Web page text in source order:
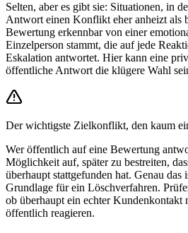
Selten, aber es gibt sie: Situationen, in
Antwort einen Konflikt eher anheizt als
Bewertung erkennbar von einer
Einzelperson stammt, die auf jede
Eskalation antwortet. Hier kann eine
öffentliche Antwort die klügere Wahl
Der wichtigste Zielkonflikt, den kaum
Wer öffentlich auf eine Bewertung
Möglichkeit auf, später zu bestreiten,
überhaupt stattgefunden hat. Genau das
Grundlage für ein Löschverfahren.
ob überhaupt ein echter Kundenkontakt
öffentlich reagieren.